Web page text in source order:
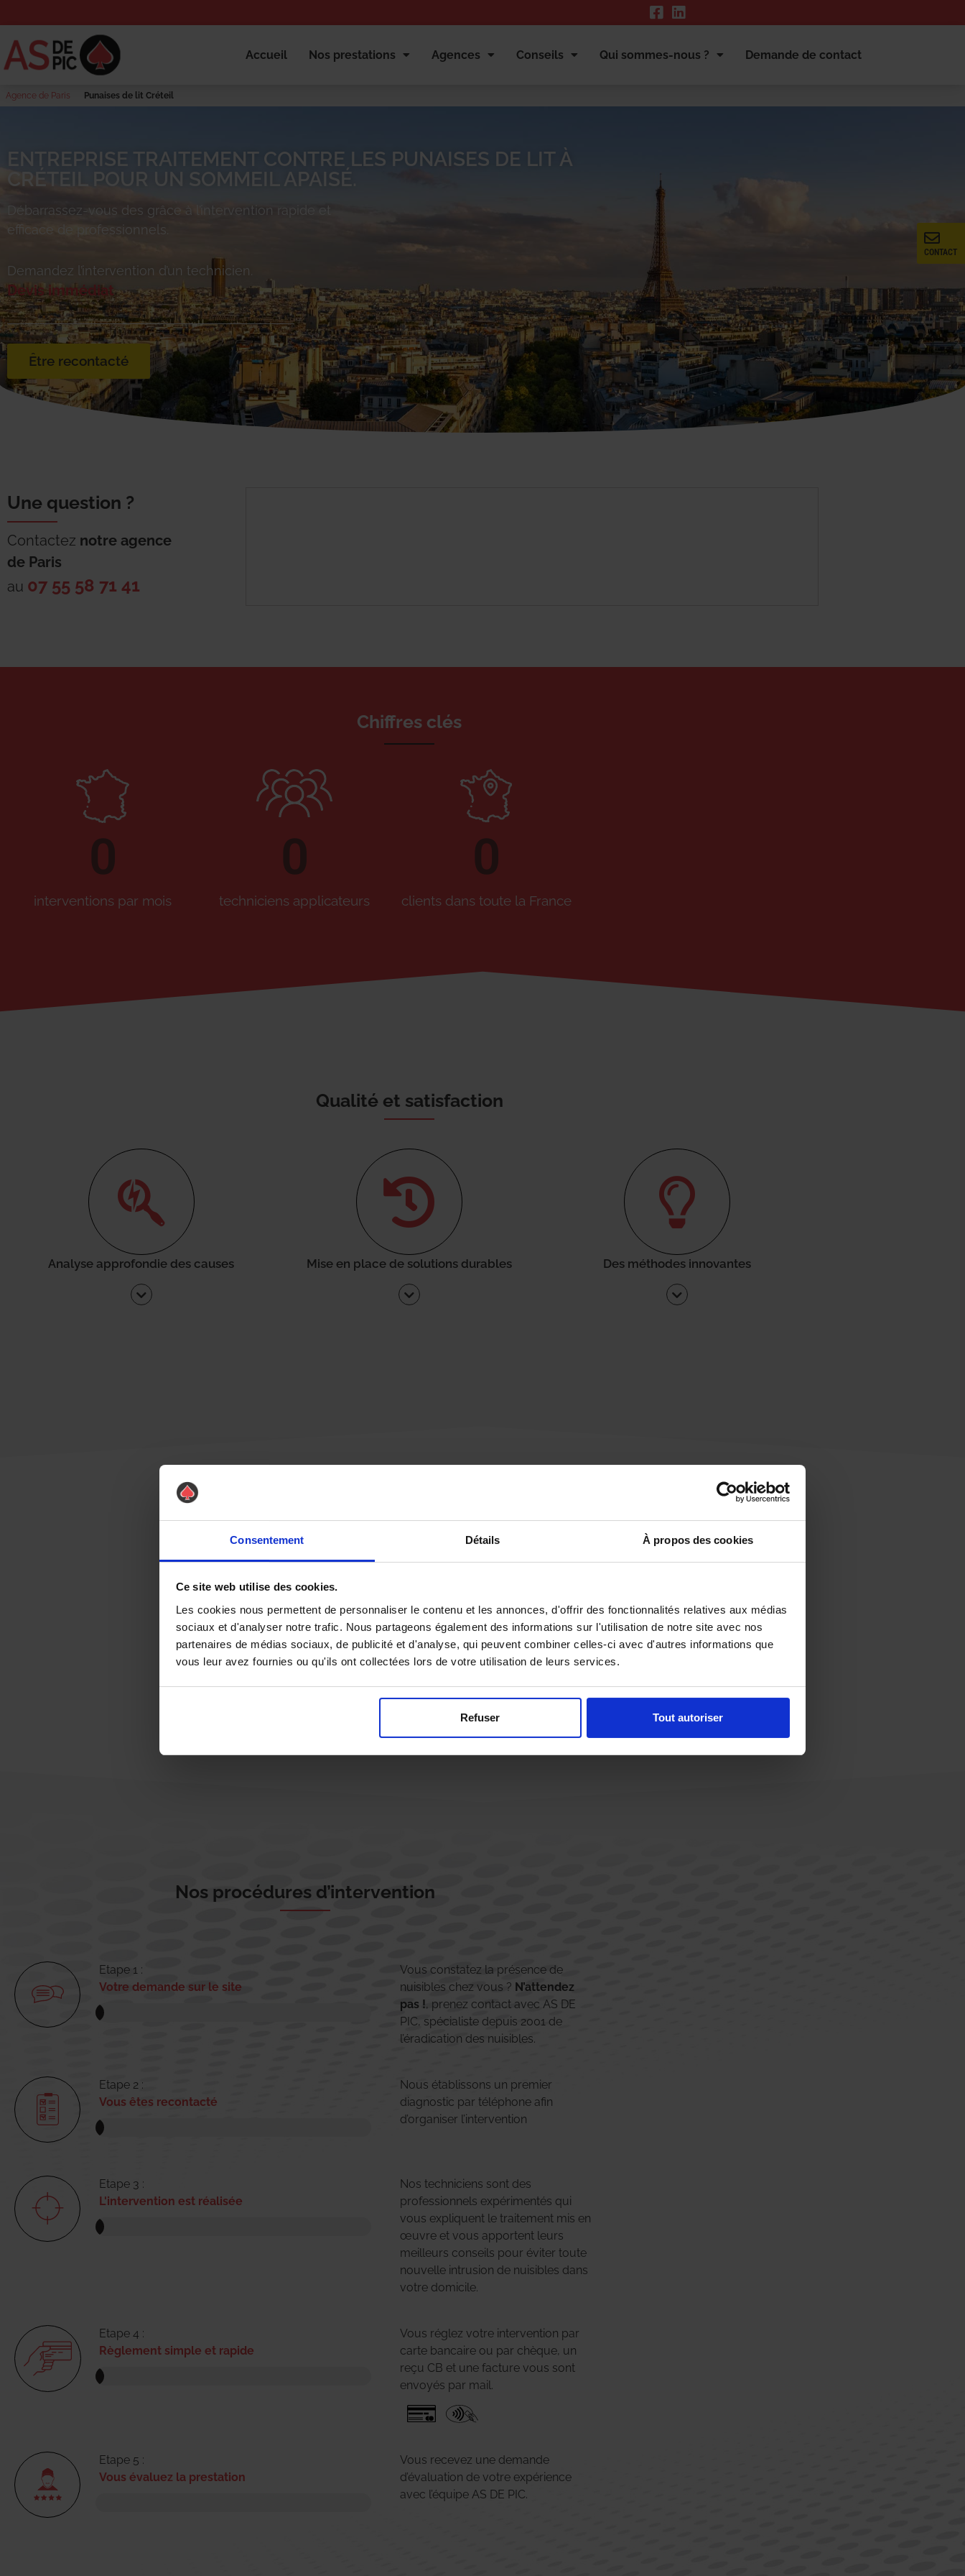
Consentement Détails À propos des cookies
Ce site web utilise des cookies.
Les cookies nous permettent de personnaliser le contenu et les annonces, d'offrir des fonctionnalités relatives aux médias
sociaux et d'analyser notre trafic. Nous partageons également des informations sur l'utilisation de notre site avec nos
partenaires de médias sociaux, de publicité et d'analyse, qui peuvent combiner celles-ci avec d'autres informations que
vous leur avez fournies ou qu'ils ont collectées lors de votre utilisation de leurs services.
Refuser Tout autoriser
Accueil Nos prestations Agences Conseils Qui sommes-nous ? Demande de contact
Agence de Paris Punaises de lit Créteil
CONTACT
ENTREPRISE TRAITEMENT CONTRE LES PUNAISES DE LIT À
CRÉTEIL POUR UN SOMMEIL APAISÉ.
Débarrassez-vous des grâce à l’intervention rapide et
efficace de professionnels.
Demandez l’intervention d’un technicien.
Devis immédiat
Être recontacté
Une question ?
Contactez notre agence
de Paris
au 07 55 58 71 41
Chiffres clés
interventions par mois
0
techniciens applicateurs
0
clients dans toute la France
0
Qualité et satisfaction
Analyse approfondie des causes Mise en place de solutions durables Des méthodes innovantes
Une urgence ?
Vous souhaitez être
Nos procédures d’intervention
Etape 1 :
Votre demande sur le site
Vous constatez la présence de
nuisibles chez vous ? N’attendez
pas !, prenez contact avec AS DE
PIC, spécialiste depuis 2001 de
l’éradication des nuisibles.
Etape 2 :
Vous êtes recontacté
Nous établissons un premier
diagnostic par téléphone afin
d’organiser l’intervention
Etape 3 :
L'intervention est réalisée
Nos techniciens sont des
professionnels expérimentés qui
vous expliquent le traitement mis en
œuvre et vous apportent leurs
meilleurs conseils pour éviter toute
nouvelle intrusion de nuisibles dans
votre domicile.
Etape 4 :
Règlement simple et rapide
Vous réglez votre intervention par
carte bancaire ou par chèque, un
reçu CB et une facture vous sont
envoyés par mail.
Etape 5 :
Vous évaluez la prestation
Vous recevez une demande
d’évaluation de votre expérience
avec l’équipe AS DE PIC.